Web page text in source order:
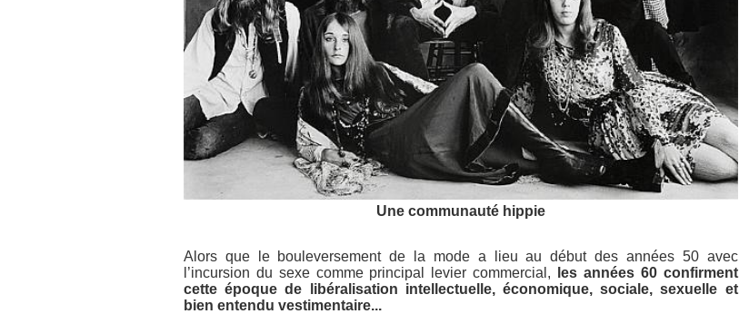
Une communauté hippie
Alors que le bouleversement de la mode a lieu au début des années 50 avec
l’incursion du sexe comme principal levier commercial, les années 60 confirment
cette époque de libéralisation intellectuelle, économique, sociale, sexuelle et
bien entendu vestimentaire...